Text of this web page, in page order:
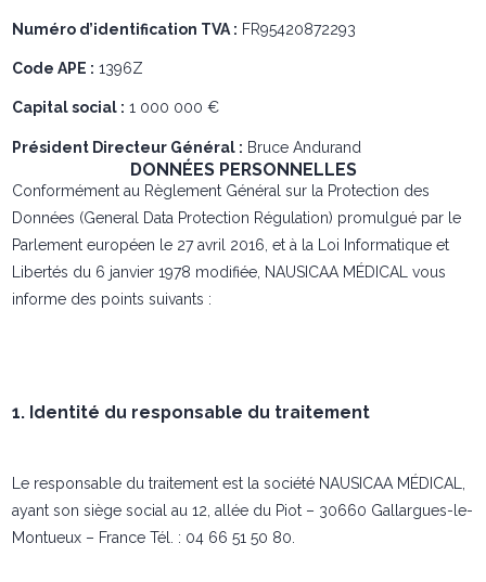
Numéro d’identification TVA : FR95420872293
Code APE : 1396Z
Capital social : 1 000 000 €
Président Directeur Général : Bruce Andurand
DONNÉES PERSONNELLES
Conformément au Règlement Général sur la Protection des
Données (General Data Protection Régulation) promulgué par le
Parlement européen le 27 avril 2016, et à la Loi Informatique et
Libertés du 6 janvier 1978 modifiée, NAUSICAA MÉDICAL vous
informe des points suivants :
1. Identité du responsable du traitement
Le responsable du traitement est la société NAUSICAA MÉDICAL,
ayant son siège social au 12, allée du Piot – 30660 Gallargues-le-
Montueux – France Tél. : 04 66 51 50 80.